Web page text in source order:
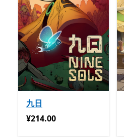
九日
¥214.00
¥214.00